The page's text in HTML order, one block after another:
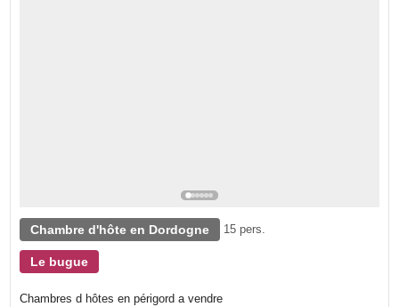
Chambre d'hôte en Dordogne 15 pers.
Le bugue
Chambres d hôtes en périgord a vendre